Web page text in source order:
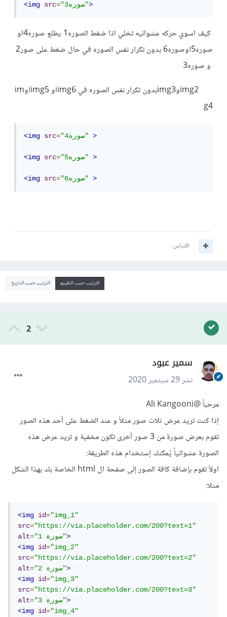
<img src= "صوره3">
كيف اسوي حركه عشوائيه تخلي اذا ضغط الصوره1 يطلع صوره4او
صوره5اوصوره6 بدون تكرار نفس الصوره في حال ضغط على صور2
و صوره3
img2وimg3بدون تكرار نفس الصوره في img6او img5اوim
g4
<img src= "صوره4" >
<img src= "صوره5" >
<img src= "صوره6" >
اقتباس
الترتيب حسب التقييم الترتيب حسب التاريخ
2
سمير عبود
نشر29 سبتمبر 2020
مرحباً@Ali Kangooni
إذا كنت تريد عرض ثلاث صور مثلاً و عند الضغط على أحد هذه الصور
تقوم بعرض صورة من 3 صور أخرى تكون مخفية و تريد عرض هذه
الصورة عشوائياً يُمكنك إستخدام هذه الطريقة:
اولاً تقوم بإضافة كافة الصور إلى صفحة ال html الخاصة بك بهذا الشكل
مثلا:
<img id="img_1"
src="https://via.placeholder.com/200?text=1"
alt= "صورة 1">
<img
id="img_2"
src="https://via.placeholder.com/200?text=2"
alt= "صورة 2">
<img
id="img_3"
src="https://via.placeholder.com/200?text=3"
alt= "صورة 3">
<img
id="img_4"